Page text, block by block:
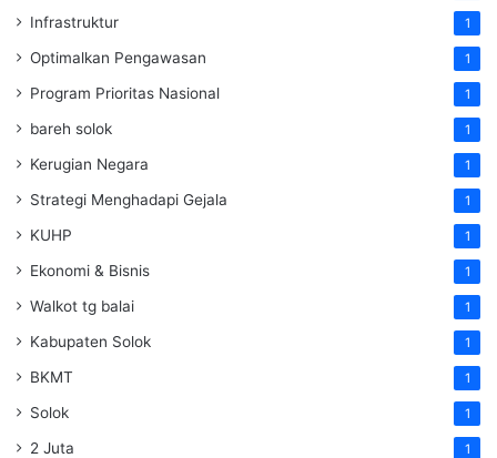
Infrastruktur 1
Optimalkan Pengawasan 1
Program Prioritas Nasional 1
bareh solok 1
Kerugian Negara 1
Strategi Menghadapi Gejala 1
KUHP 1
Ekonomi & Bisnis 1
Walkot tg balai 1
Kabupaten Solok 1
BKMT 1
Solok 1
2 Juta 1